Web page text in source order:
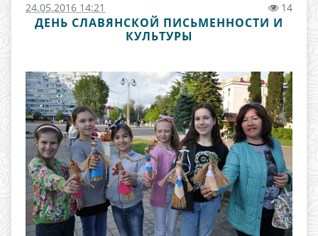
24.05.2016 14:21 14
ДЕНЬ СЛАВЯНСКОЙ ПИСЬМЕННОСТИ И
КУЛЬТУРЫ